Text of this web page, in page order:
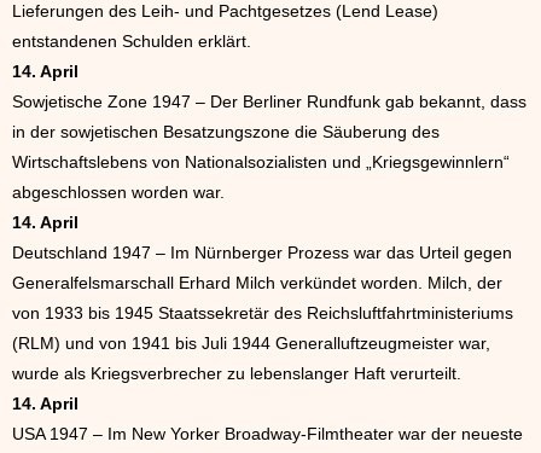
Lieferungen des Leih- und Pachtgesetzes (Lend Lease)
entstandenen Schulden erklärt.
14. April
Sowjetische Zone 1947 – Der Berliner Rundfunk gab bekannt, dass
in der sowjetischen Besatzungszone die Säuberung des
Wirtschaftslebens von Nationalsozialisten und „Kriegsgewinnlern“
abgeschlossen worden war.
14. April
Deutschland 1947 – Im Nürnberger Prozess war das Urteil gegen
Generalfelsmarschall Erhard Milch verkündet worden. Milch, der
von 1933 bis 1945 Staatssekretär des Reichsluftfahrtministeriums
(RLM) und von 1941 bis Juli 1944 Generalluftzeugmeister war,
wurde als Kriegsverbrecher zu lebenslanger Haft verurteilt.
14. April
USA 1947 – Im New Yorker Broadway-Filmtheater war der neueste